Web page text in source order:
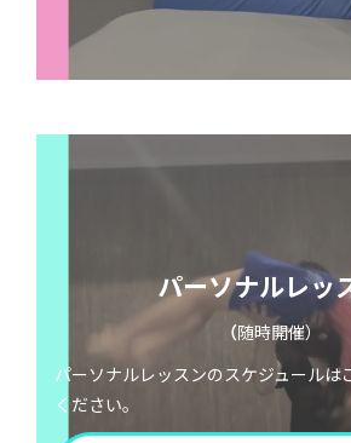
パーソナルレッ
（随時開催）
パーソナルレッスンのスケジュールは
ください。